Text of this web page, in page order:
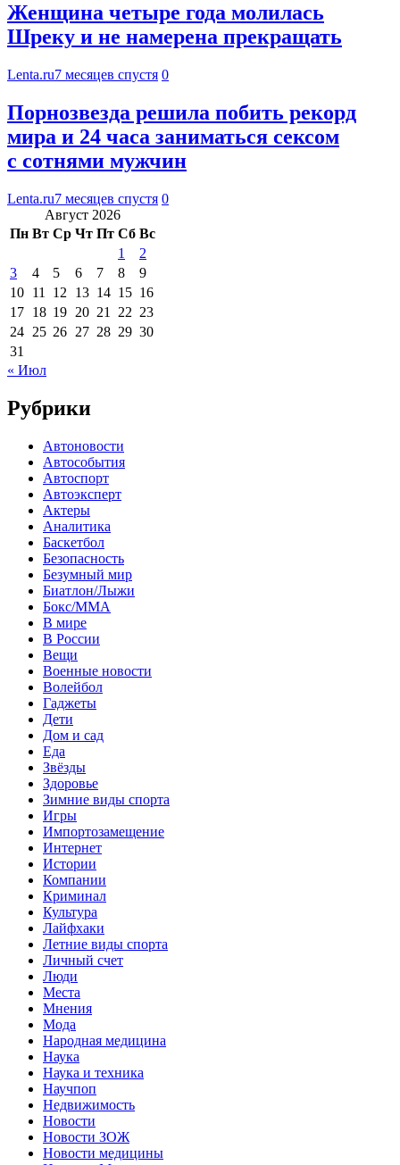
Женщина четыре года молилась
Шреку и не намерена прекращать
Lenta.ru7 месяцев спустя 0
Порнозвезда решила побить рекорд
мира и 24 часа заниматься сексом
с сотнями мужчин
Lenta.ru7 месяцев спустя 0
Август 2026
Пн Вт Ср Чт Пт Сб Вс
1
2
3
4 5 6 7 8
9
10 11 12 13 14 15 16
17 18 19 20 21 22 23
24 25 26 27 28 29 30
31
« Июл
Рубрики
Автоновости
Автособытия
Автоспорт
Автоэксперт
Актеры
Аналитика
Баскетбол
Безопасность
Безумный мир
Биатлон/Лыжи
Бокс/MMA
В мире
В России
Вещи
Военные новости
Волейбол
Гаджеты
Дети
Дом и сад
Еда
Звёзды
Здоровье
Зимние виды спорта
Игры
Импортозамещение
Интернет
Истории
Компании
Криминал
Культура
Лайфхаки
Летние виды спорта
Личный счет
Люди
Места
Мнения
Мода
Народная медицина
Наука
Наука и техника
Научпоп
Недвижимость
Новости
Новости ЗОЖ
Новости медицины